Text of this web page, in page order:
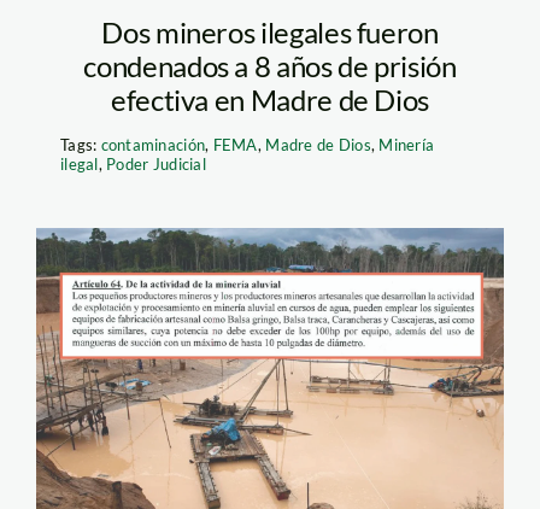
Dos mineros ilegales fueron
condenados a 8 años de prisión
efectiva en Madre de Dios
Tags: contaminación, FEMA, Madre de Dios, Minería
ilegal, Poder Judicial
dragas-mineria-aluvial
—spda